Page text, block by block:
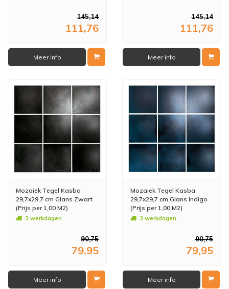
145,14
111,76
Meer info
145,14
111,76
Meer info
Mozaiek Tegel Kasba
29,7x29,7 cm Glans Zwart
(Prijs per 1,00 M2)
3 werkdagen
90,75
79,95
Meer info
Mozaiek Tegel Kasba
29,7x29,7 cm Glans Indigo
(Prijs per 1,00 M2)
3 werkdagen
90,75
79,95
Meer info